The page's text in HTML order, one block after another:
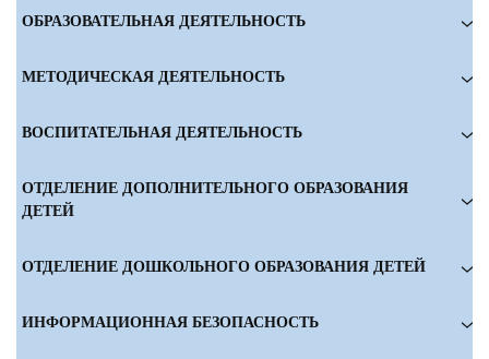
ОБРАЗОВАТЕЛЬНАЯ ДЕЯТЕЛЬНОСТЬ
МЕТОДИЧЕСКАЯ ДЕЯТЕЛЬНОСТЬ
ВОСПИТАТЕЛЬНАЯ ДЕЯТЕЛЬНОСТЬ
ОТДЕЛЕНИЕ ДОПОЛНИТЕЛЬНОГО ОБРАЗОВАНИЯ
ДЕТЕЙ
ОТДЕЛЕНИЕ ДОШКОЛЬНОГО ОБРАЗОВАНИЯ ДЕТЕЙ
ИНФОРМАЦИОННАЯ БЕЗОПАСНОСТЬ